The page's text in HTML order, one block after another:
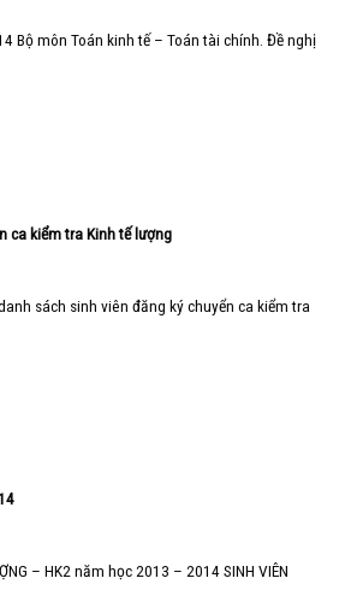
Bộ môn Toán kinh tế – Toán tài chính. Đề nghị
ca kiểm tra Kinh tế lượng
sách sinh viên đăng ký chuyển ca kiểm tra
– HK2 năm học 2013 – 2014 SINH VIÊN